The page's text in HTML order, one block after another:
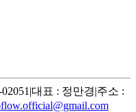
|대표 : 정만경|주소 :